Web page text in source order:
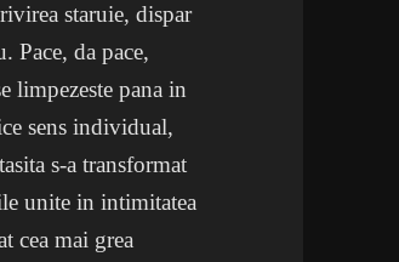
staruie, dispar
Pace, da pace,
limpezeste pana in
sens individual,
s-a transformat
unite in intimitatea
cea mai grea